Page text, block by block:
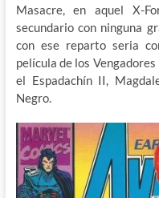
Masacre, en aquel X-
secundario con ninguna
con ese reparto seria
película de los
el Espadachín II,
Negro.